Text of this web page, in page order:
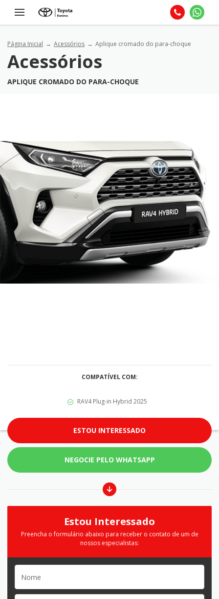
Página Inicial Acessórios Aplique cromado do para-choque
Acessórios
APLIQUE CROMADO DO PARA-CHOQUE
COMPATÍVEL COM:
RAV4 Plug-in Hybrid 2025
ESTOU INTERESSADO
NEGOCIE PELO WHATSAPP
Estou Interessado
Preencha o formulário abaixo para receber o contato de um de
nossos especialistas: